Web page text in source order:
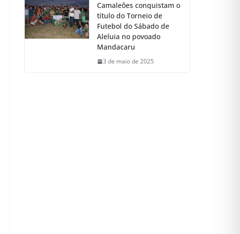
Camaleões conquistam o
título do Torneio de
Futebol do Sábado de
Aleluia no povoado
Mandacaru
3 de maio de 2025